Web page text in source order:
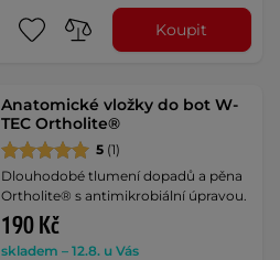
Koupit
Anatomické vložky do bot W-
TEC Ortholite®
5 (1)
Dlouhodobé tlumení dopadů a pěna
Ortholite® s antimikrobiální úpravou.
190 Kč
skladem – 12.8. u Vás